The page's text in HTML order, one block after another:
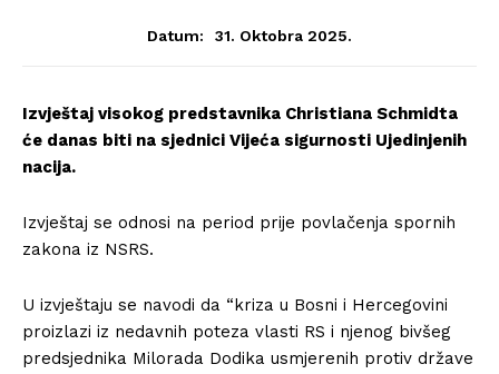
Datum: 31. Oktobra 2025.
Izvještaj visokog predstavnika Christiana Schmidta
će danas biti na sjednici Vijeća sigurnosti Ujedinjenih
nacija.
Izvještaj se odnosi na period prije povlačenja spornih
zakona iz NSRS.
U izvještaju se navodi da “kriza u Bosni i Hercegovini
proizlazi iz nedavnih poteza vlasti RS i njenog bivšeg
predsjednika Milorada Dodika usmjerenih protiv države